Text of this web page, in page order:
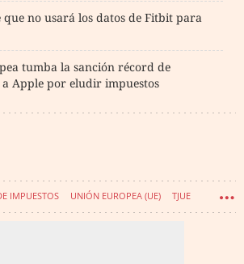
que no usará los datos de Fitbit para
tumba la sanción récord de
a Apple por eludir impuestos
IMPUESTOS UNIÓN EUROPEA (UE) TJUE